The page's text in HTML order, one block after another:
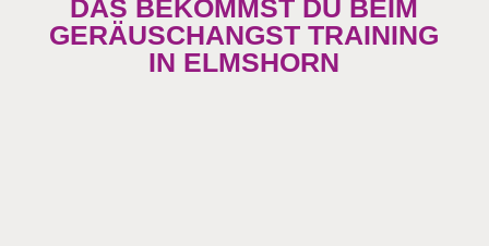
DAS BEKOMMST DU BEIM
GERÄUSCHANGST TRAINING
IN ELMSHORN